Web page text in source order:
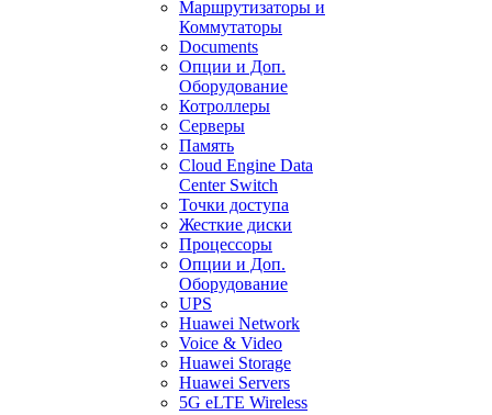
Маршрутизаторы и
Коммутаторы
Documents
Опции и Доп.
Оборудование
Котроллеры
Серверы
Память
Cloud Engine Data
Center Switch
Точки доступа
Жесткие диски
Процессоры
Опции и Доп.
Оборудование
UPS
Huawei Network
Voice & Video
Huawei Storage
Huawei Servers
5G eLTE Wireless